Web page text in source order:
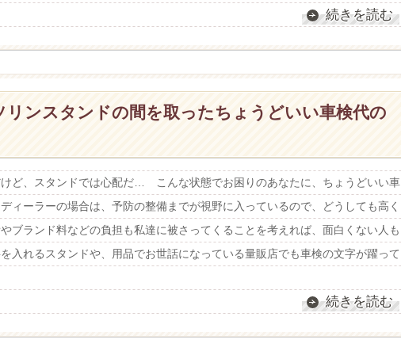
続きを読む
リンスタンドの間を取ったちょうどいい車検代の
ど、スタンドでは心配だ… こんな状態でお困りのあなたに、ちょうどいい車
ーラーの場合は、予防の整備までが視野に入っているので、どうしても高く
ブランド料などの負担も私達に被さってくることを考えれば、面白くない人も
入れるスタンドや、用品でお世話になっている量販店でも車検の文字が躍って
続きを読む